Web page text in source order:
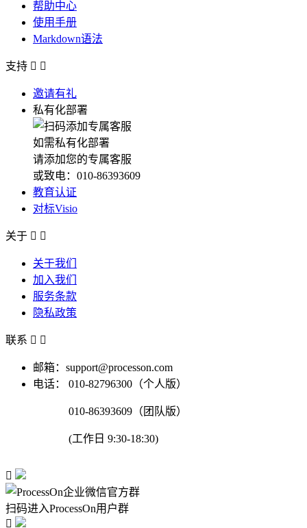
帮助中心
使用手册
Markdown语法
支持  
邀请有礼
私有化部署
如需私有化部署
请添加您的专属客服
或致电：010-86393609
教育认证
对标Visio
关于  
关于我们
加入我们
服务条款
隐私政策
联系  
邮箱：support@processon.com
电话：
010-82796300（个人版）
010-86393609（团队版）
(工作日 9:30-18:30)

扫码进入ProcessOn用户群
